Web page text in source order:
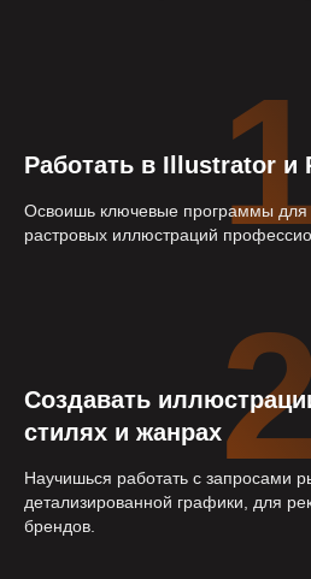
Работать в Illustrator и
Освоишь ключевые программы для
растровых иллюстраций
Создавать
стилях и жанрах
Научишься работать с запросами
детализированной графики, для
брендов.